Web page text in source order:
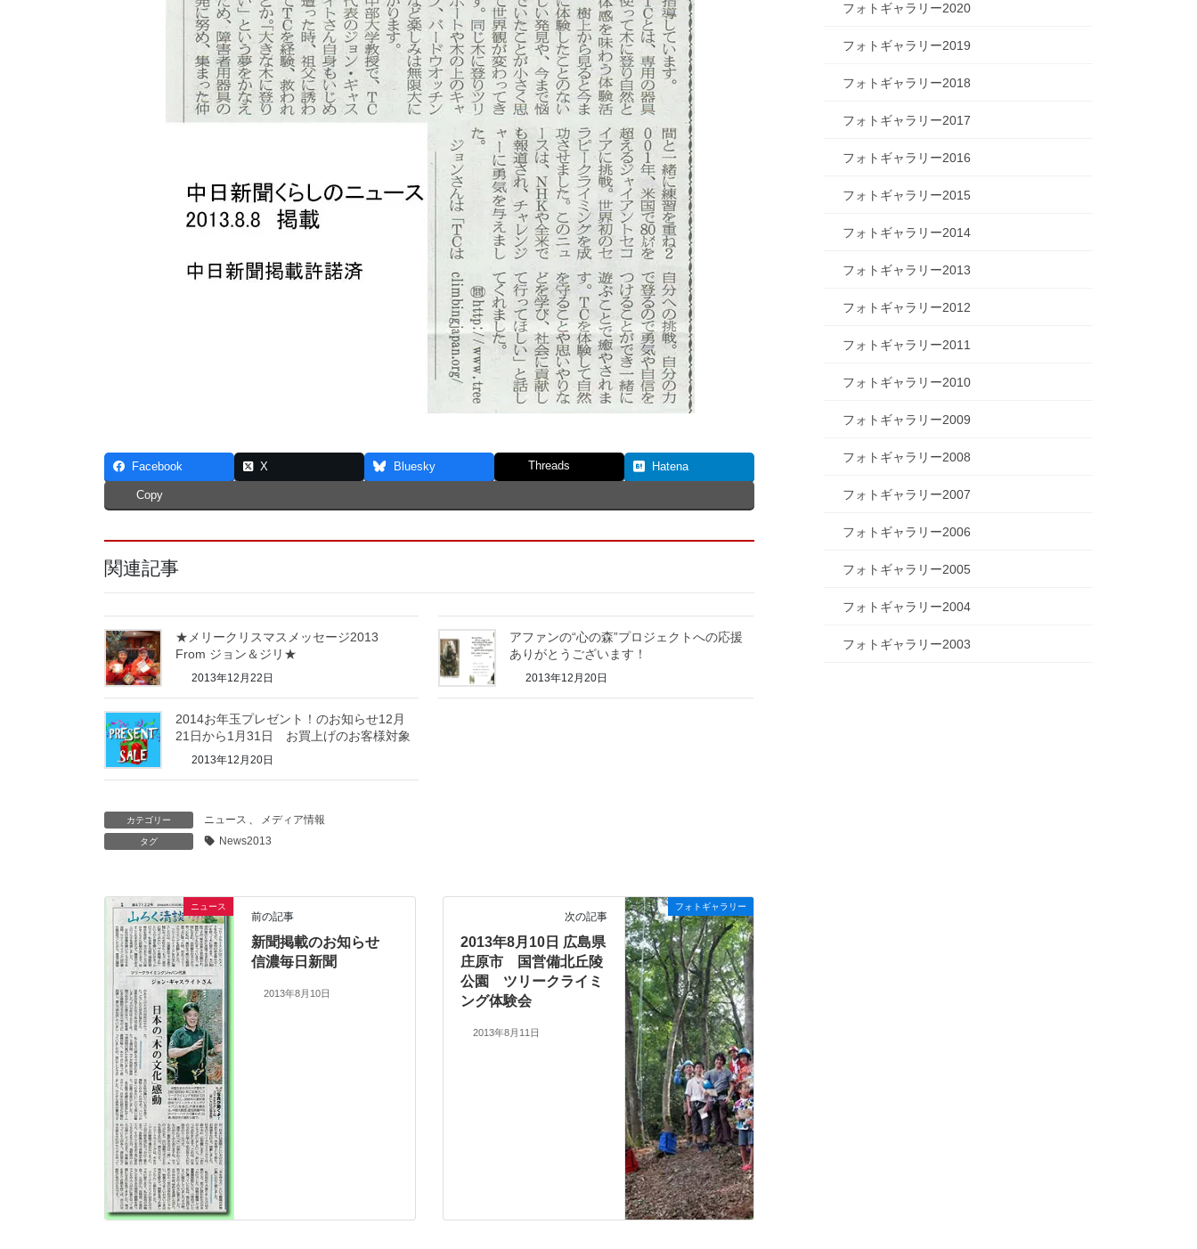
Facebook X Bluesky Threads Hatena
Copy
関連記事
★メリークリスマスメッセージ2013
From ジョン＆ジリ★
2013年12月22日
アファンの“心の森”プロジェクトへの応援
ありがとうございます！
2013年12月20日
2014お年玉プレゼント！のお知らせ12月
21日から1月31日 お買上げのお客様対象
2013年12月20日
カテゴリー ニュース 、 メディア情報
タグ News2013
ニュース
前の記事
新聞掲載のお知らせ
信濃毎日新聞
2013年8月10日
フォトギャラリー
次の記事
2013年8月10日 広島県
庄原市 国営備北丘陵
公園 ツリークライミ
ング体験会
2013年8月11日
フォトギャラリー2020
フォトギャラリー2019
フォトギャラリー2018
フォトギャラリー2017
フォトギャラリー2016
フォトギャラリー2015
フォトギャラリー2014
フォトギャラリー2013
フォトギャラリー2012
フォトギャラリー2011
フォトギャラリー2010
フォトギャラリー2009
フォトギャラリー2008
フォトギャラリー2007
フォトギャラリー2006
フォトギャラリー2005
フォトギャラリー2004
フォトギャラリー2003